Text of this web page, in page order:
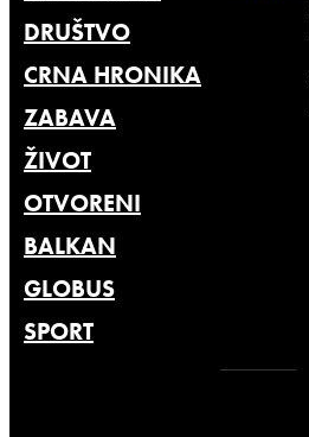
DRUŠTVO
CRNA HRONIKA
ZABAVA
ŽIVOT
OTVORENI
BALKAN
GLOBUS
SPORT